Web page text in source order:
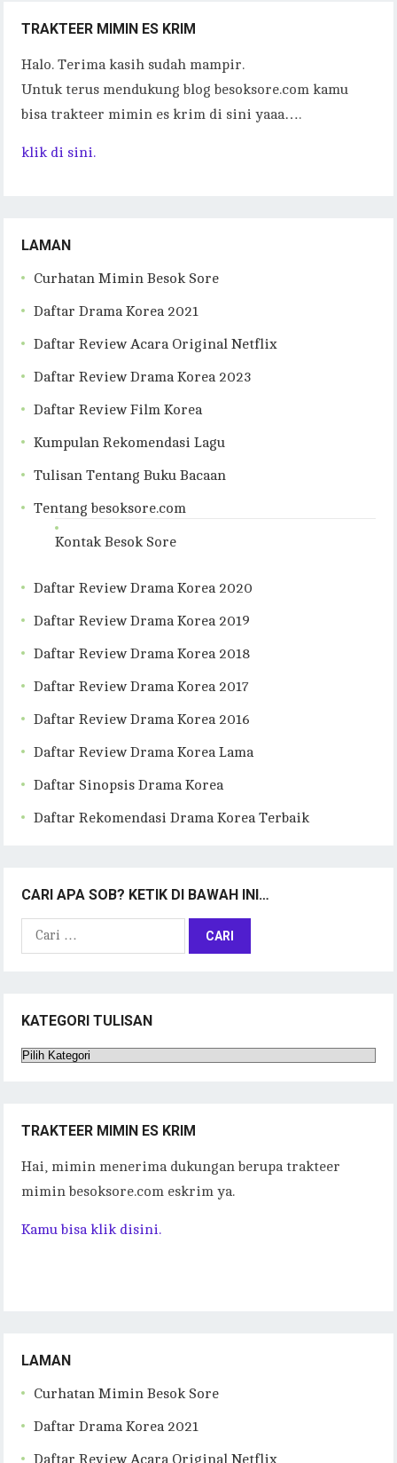
TRAKTEER MIMIN ES KRIM
Halo. Terima kasih sudah mampir.
Untuk terus mendukung blog besoksore.com kamu
bisa trakteer mimin es krim di sini yaaa….
klik di sini.
LAMAN
Curhatan Mimin Besok Sore
Daftar Drama Korea 2021
Daftar Review Acara Original Netflix
Daftar Review Drama Korea 2023
Daftar Review Film Korea
Kumpulan Rekomendasi Lagu
Tulisan Tentang Buku Bacaan
Tentang besoksore.com
Kontak Besok Sore
Daftar Review Drama Korea 2020
Daftar Review Drama Korea 2019
Daftar Review Drama Korea 2018
Daftar Review Drama Korea 2017
Daftar Review Drama Korea 2016
Daftar Review Drama Korea Lama
Daftar Sinopsis Drama Korea
Daftar Rekomendasi Drama Korea Terbaik
CARI APA SOB? KETIK DI BAWAH INI…
Cari
KATEGORI TULISAN
Kategori
TRAKTEER MIMIN ES KRIM
Hai, mimin menerima dukungan berupa trakteer
mimin besoksore.com eskrim ya.
Kamu bisa klik disini.
LAMAN
Curhatan Mimin Besok Sore
Daftar Drama Korea 2021
Daftar Review Acara Original Netflix